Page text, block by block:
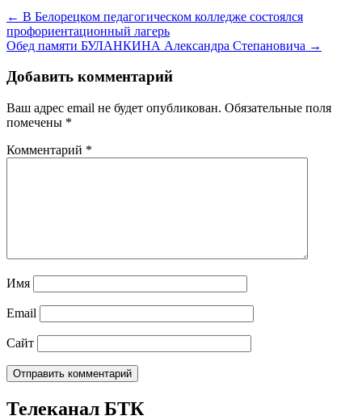
← В Белорецком педагогическом колледже состоялся
профориентационный лагерь
Обед памяти БУЛАНКИНА Александра Степановича →
Добавить комментарий
Ваш адрес email не будет опубликован. Обязательные поля
помечены *
Комментарий *
Имя
Email
Сайт
Телеканал БТК